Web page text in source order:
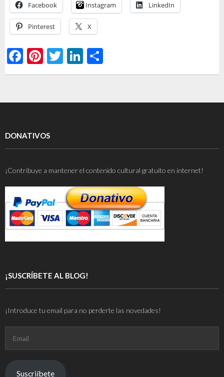
Facebook Instagram LinkedIn
Pinterest X
F
ac
b
o
k
Pi
nt
es
T
w
er
Li
n
dI
h
e
DONATIVOS
¡Contribuye a mantener el contenido cultural gratuito en internet!
¡SUSCRÍBETE AL BLOG!
¡Introduce tu email para no perderte las novedades!
Suscriíbete